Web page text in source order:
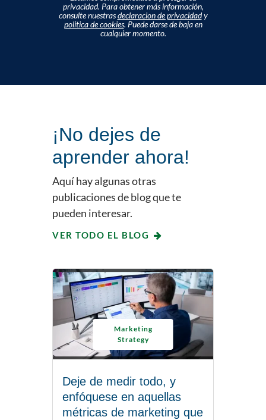
privacidad. Para obtener más información,
consulte nuestrasdeclaracion de privacidady
politica de cookies. Puede darse de baja en
cualquier momento.
¡No dejes de
aprender ahora!
Aquí hay algunas otras
publicaciones de blog que te
pueden interesar.
VER TODO EL BLOG
Marketing
Strategy
Deje de medir todo, y
enfóquese en aquellas
métricas de marketing que